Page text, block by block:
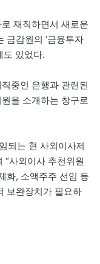
재직하면서 새로운
금감원의 ‘금융투자
도 있었다.
중인 은행과 관련된
을 소개하는 창구로
되는 현 사외이사제
“사외이사 추천위원
화, 소액주주 선임 등
보완장치가 필요하